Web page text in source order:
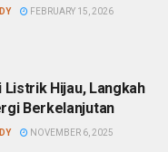
FEBRUARY 15, 2026
Listrik Hijau, Langkah
Berkelanjutan
NOVEMBER 6, 2025